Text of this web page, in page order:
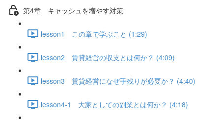
第4章 キャッシュを増やす対策
lesson1 この章で学ぶこと (1:29)
lesson2 賃貸経営の収支とは何か？ (4:09)
lesson3 賃貸経営になぜ手残りが必要か？ (4:40)
lesson4-1 大家としての副業とは何か？ (4:18)